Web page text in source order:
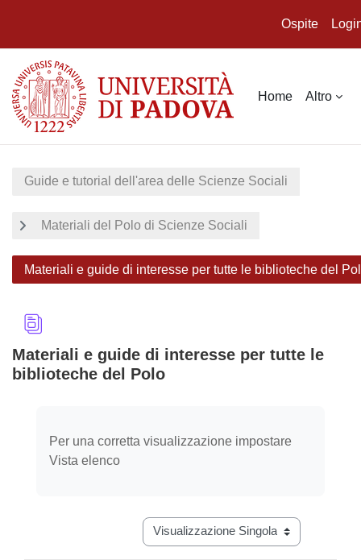
Ospite
Home Altro
Guide e tutorial dell'area delle Scienze Sociali
Materiali del Polo di Scienze Sociali
Materiali e guide di interesse per tutte le biblioteche del
Materiali e guide di interesse per tutte le
biblioteche del Polo
Per una corretta visualizzazione impostare
Vista elenco
Navigazione terziaria modalità